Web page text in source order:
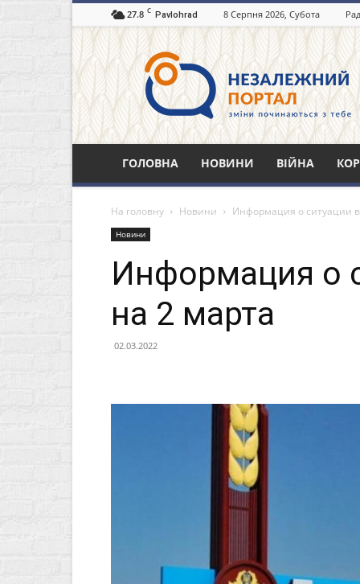
27.8 C Pavlohrad 8 Серпня 2026, Субота
Незалежний
портал
Павлоград.dp.ua
ГОЛОВНА НОВИНИ ВІЙНА
На головну Новини Информация о ситуации
Новини
Информация о
на 2 марта
02.03.2022